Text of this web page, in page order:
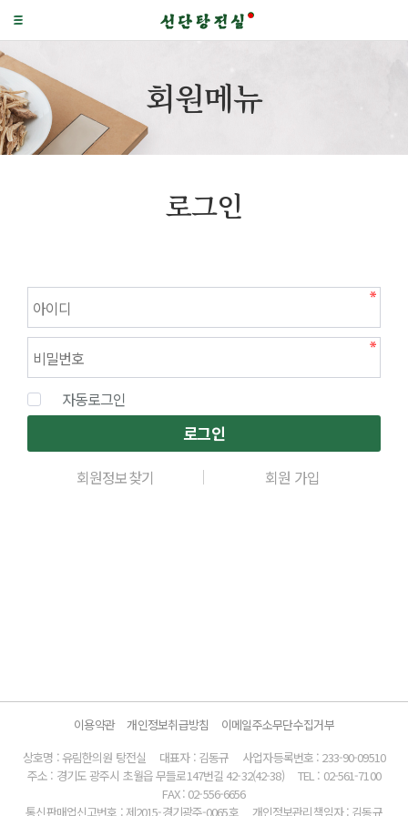
회원메뉴
로그인
자동로그인
로그인
회원정보찾기 회원 가입
이용약관 개인정보취급방침
이메일주소무단수집거부
상호명 : 유림한의원 탕전실
대표자 : 김동규
사업자등록번호 : 233-90-09510
주소 : 경기도 광주시 초월읍 무들로147번길 42-32(42-38)
TEL : 02-561-7100
FAX : 02-556-6656
통신판매업신고번호 : 제2015-경기광주-0065호
개인정보관리책임자 : 김동규